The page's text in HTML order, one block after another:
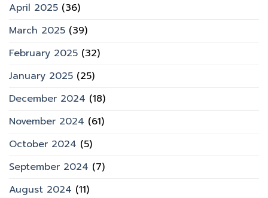
April 2025 (36)
March 2025 (39)
February 2025 (32)
January 2025 (25)
December 2024 (18)
November 2024 (61)
October 2024 (5)
September 2024 (7)
August 2024 (11)